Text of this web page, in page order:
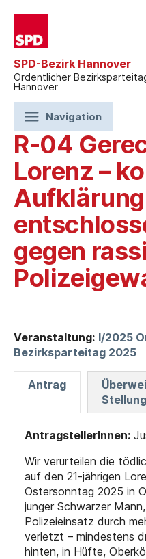
SPD-Bezirk Hannover
Ordentlicher
Hannover
Navigation
R-04
Lorenz –
gegen
Veranstaltung: I/2025
Bezirksparteitag 2025
Antrag
AntragstellerInnen:
Wir verurteilen die
auf den 21-jährigen
Ostersonntag 2025 in
junger Schwarzer
Polizeieinsatz durch
verletzt – mindestens
hinten, in Hüfte,